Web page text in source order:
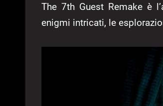
The 7th Guest Remake è
enigmi intricati, le